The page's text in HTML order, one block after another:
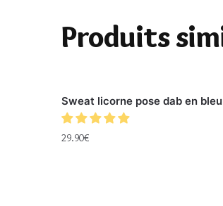
Produits
Sweat licorne pose dab en bleu
29.90€